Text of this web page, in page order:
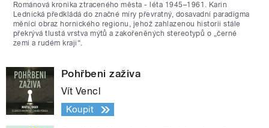
Románová kronika ztraceného města - léta 1945–1961. Karin
Lednická předkládá do značné míry převratný, dosavadní paradigma
měnící obraz hornického regionu, jehož zahlazenou historii stále
překrývá tlustá vrstva mýtů a zakořeněných stereotypů o „černé
zemi a rudém kraji“.
Pohřbeni zaživa
Vít Vencl
Koupit